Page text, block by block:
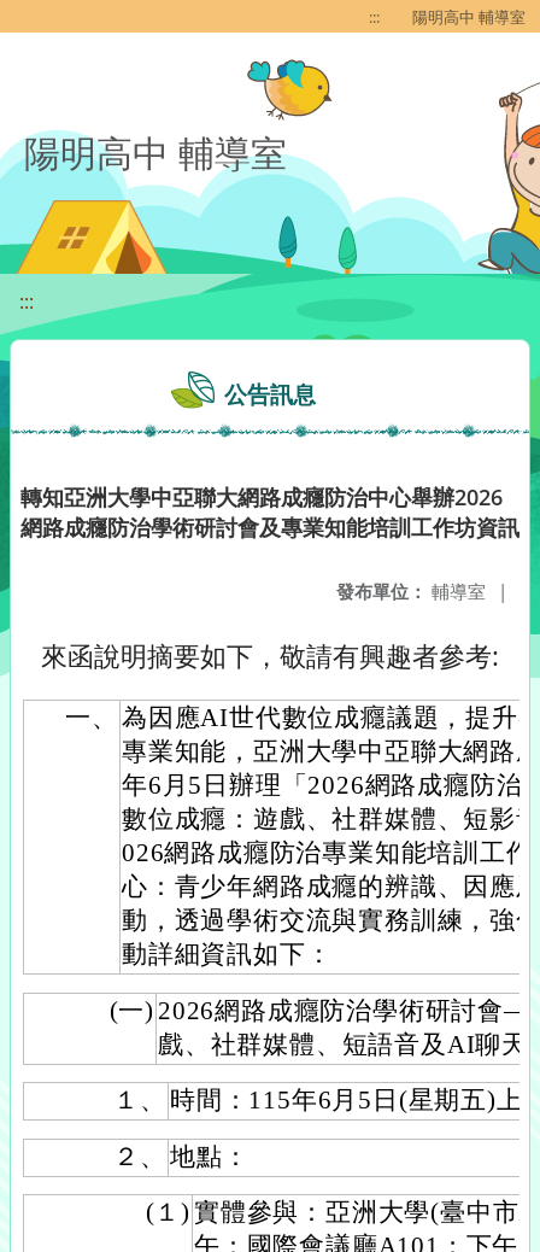
::: 陽明高中 輔導室
陽明高中 輔導室
:::
公告訊息
轉知亞洲大學中亞聯大網路成癮防治中心舉辦2026
網路成癮防治學術研討會及專業知能培訓工作坊資訊
發布單位： 輔導室 |
來函說明摘要如下，敬請有興趣者參考:
一、
為因應AI世代數位成癮議題，提升
專業知能，亞洲大學中亞聯大網路
年6月5日辦理「2026網路成癮防
數位成癮：遊戲、社群媒體、短影
026網路成癮防治專業知能培訓工
心：青少年網路成癮的辨識、因應
動，透過學術交流與實務訓練，強
動詳細資訊如下：
(一) 2026網路成癮防治學術研討會
戲、社群媒體、短語音及AI聊天
１、
時間：115年6月5日(星期五)上
２、
地點：
(１) 實體參與：亞洲大學(臺中市
午：國際會議廳A101；下午